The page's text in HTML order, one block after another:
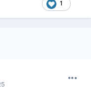
1